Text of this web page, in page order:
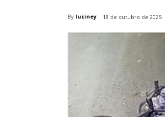
By luciney 18 de outubro de 2025